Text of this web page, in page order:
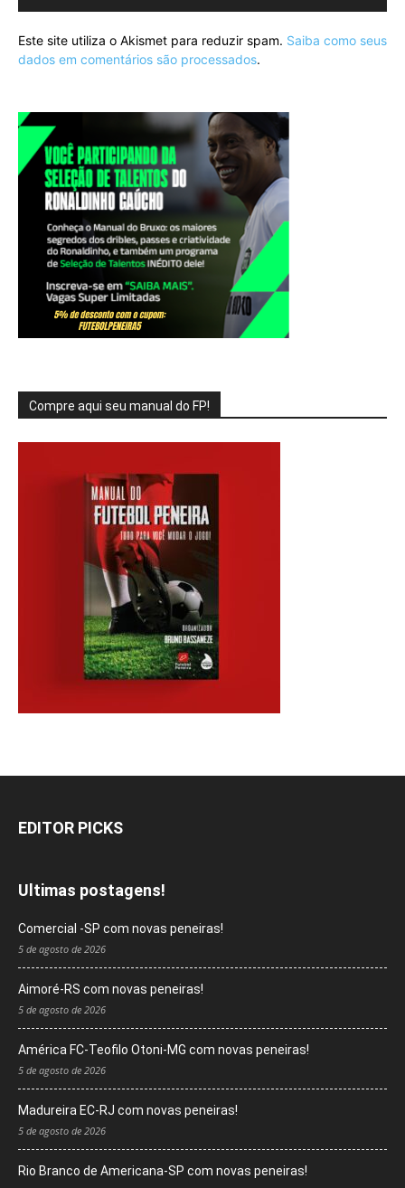
Este site utiliza o Akismet para reduzir spam. Saiba como seus
dados em comentários são processados.
Compre aqui seu manual do FP!
EDITOR PICKS
Ultimas postagens!
Comercial -SP com novas peneiras!
5 de agosto de 2026
Aimoré-RS com novas peneiras!
5 de agosto de 2026
América FC-Teofilo Otoni-MG com novas peneiras!
5 de agosto de 2026
Madureira EC-RJ com novas peneiras!
5 de agosto de 2026
Rio Branco de Americana-SP com novas peneiras!